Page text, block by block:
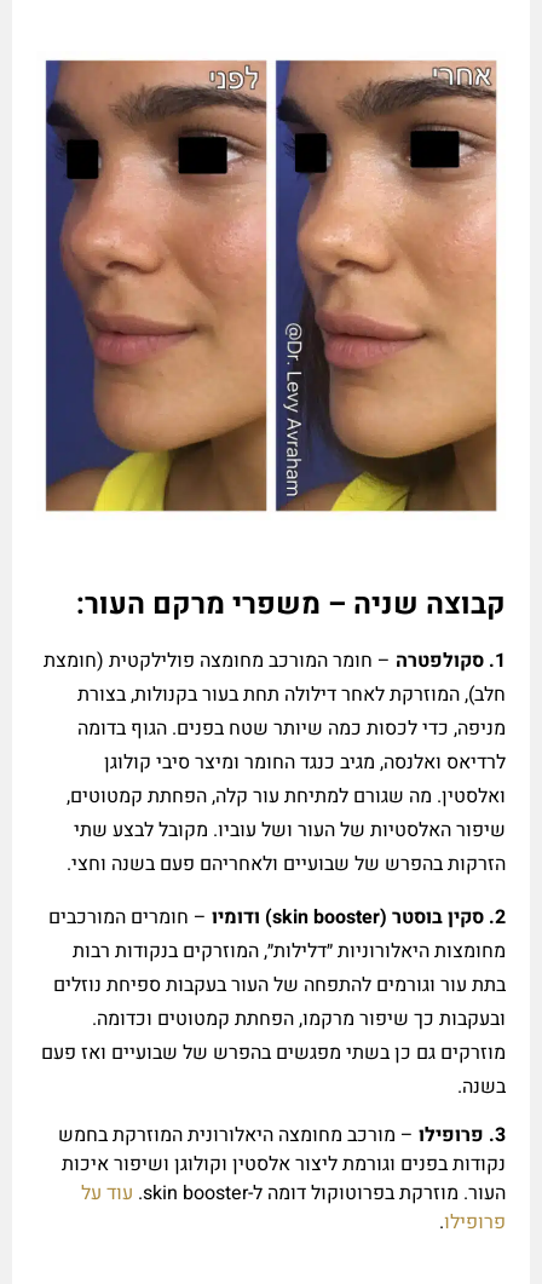
קבוצה שניה – משפרי מרקם העור:
1. סקולפטרה – חומר המורכב מחומצה פולילקטית (חומצת
חלב), המוזרקת לאחר דילולה תחת בעור בקנולות, בצורת
מניפה, כדי לכסות כמה שיותר שטח בפנים. הגוף בדומה
לרדיאס ואלנסה, מגיב כנגד החומר ומיצר סיבי קולוגן
ואלסטין. מה שגורם למתיחת עור קלה, הפחתת קמטוטים,
שיפור האלסטיות של העור ושל עוביו. מקובל לבצע שתי
הזרקות בהפרש של שבועיים ולאחריהם פעם בשנה וחצי.
2. סקין בוסטר (skin booster
) ודומיו – חומרים המורכבים
מחומצות היאלורוניות ״דלילות״, המוזרקים בנקודות רבות
בתת עור וגורמים להתפחה של העור בעקבות ספיחת נוזלים
ובעקבות כך שיפור מרקמו, הפחתת קמטוטים וכדומה.
מוזרקים גם כן בשתי מפגשים בהפרש של שבועיים ואז פעם
בשנה.
3. פרופילו
– מורכב מחומצה היאלורונית המוזרקת בחמש
נקודות בפנים וגורמת ליצור אלסטין וקולוגן ושיפור איכות
העור. מוזרקת בפרוטוקול דומה ל-skin booster.
עוד על
פרופילו.